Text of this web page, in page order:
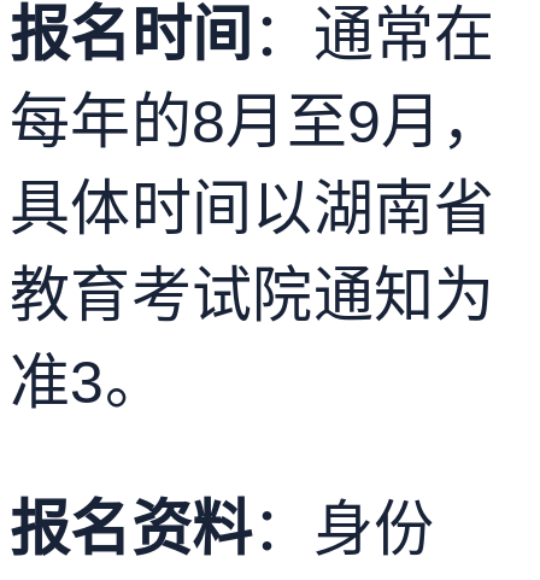
报名时间 ：通常在
每年的8月至9月，
具体时间以湖南省
教育考试院通知为
准3。
报名资料：身份